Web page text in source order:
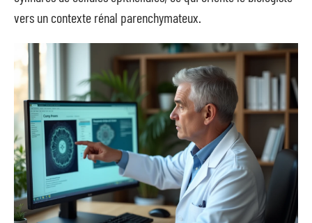
vers un contexte rénal parenchymateux.